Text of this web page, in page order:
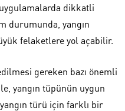
dikkatli
durumunda, yangın
felaketlere yol açabilir.
gereken bazı önemli
yangın tüpünün uygun
türü için farklı bir